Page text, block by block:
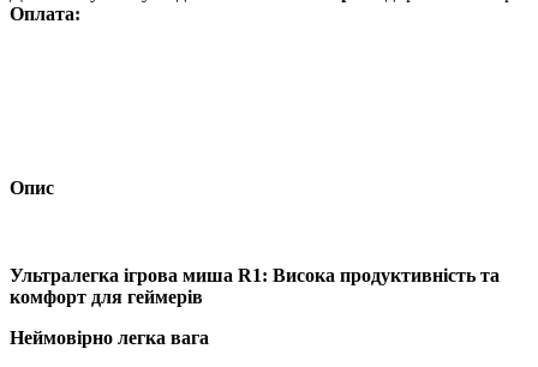
Оплата:
Опис
Ультралегка ігрова миша R1: Висока продуктивність та
комфорт для геймерів
Неймовірно легка вага